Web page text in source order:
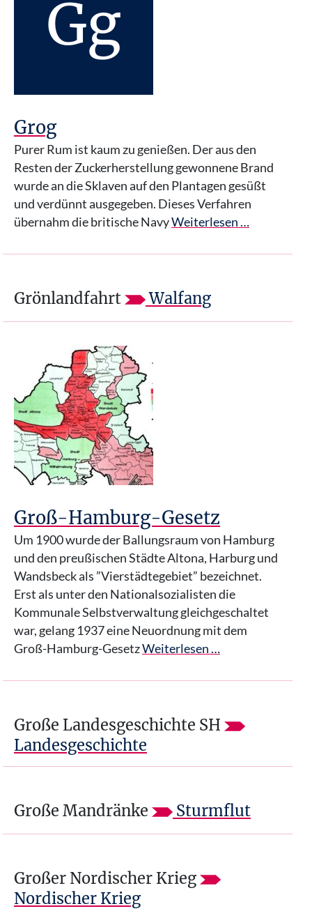
Gg
Grog
Purer Rum ist kaum zu genießen. Der aus den
Resten der Zuckerherstellung gewonnene Brand
wurde an die Sklaven auf den Plantagen gesüßt
und verdünnt ausgegeben. Dieses Verfahren
übernahm die britische NavyWeiterlesen …
Grönlandfahrt Walfang
Groß-Hamburg-Gesetz
Um 1900 wurde der Ballungsraum von Hamburg
und den preußischen Städte Altona, Harburg und
Wandsbeck als ”Vierstädtegebiet” bezeichnet.
Erst als unter den Nationalsozialisten die
Kommunale Selbstverwaltung gleichgeschaltet
war, gelang 1937 eine Neuordnung mit dem
Groß-Hamburg-GesetzWeiterlesen …
Große Landesgeschichte SH
Landesgeschichte
Große Mandränke Sturmflut
Großer Nordischer Krieg
Nordischer Krieg